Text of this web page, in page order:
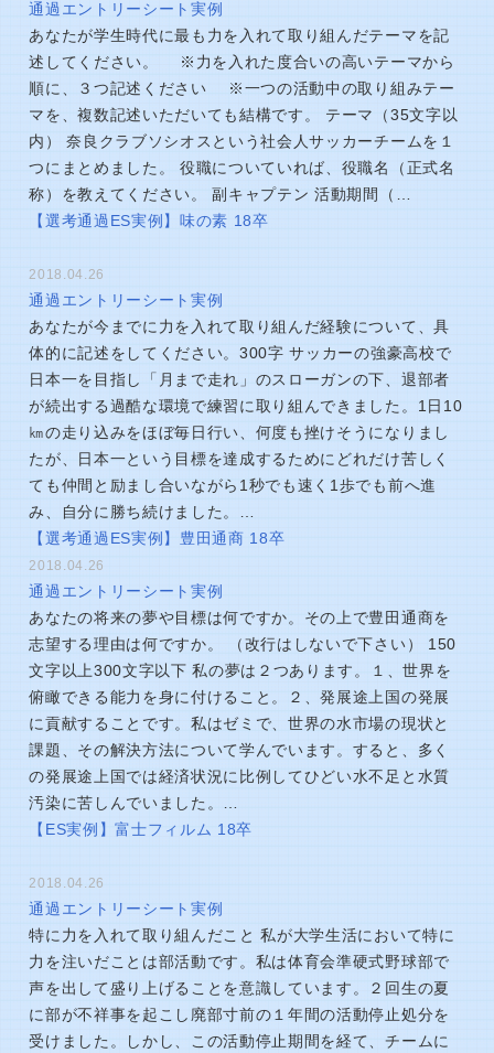
通過エントリーシート実例
あなたが学生時代に最も力を入れて取り組んだテーマを記
述してください。 ※力を入れた度合いの高いテーマから
順に、３つ記述ください ※一つの活動中の取り組みテー
マを、複数記述いただいても結構です。 テーマ（35文字以
内） 奈良クラブソシオスという社会人サッカーチームを１
つにまとめました。 役職についていれば、役職名（正式名
称）を教えてください。 副キャプテン 活動期間（…
【選考通過ES実例】味の素 18卒
2018.04.26
通過エントリーシート実例
あなたが今までに力を入れて取り組んだ経験について、具
体的に記述をしてください。300字 サッカーの強豪高校で
日本一を目指し「月まで走れ」のスローガンの下、退部者
が続出する過酷な環境で練習に取り組んできました。1日10
㎞の走り込みをほぼ毎日行い、何度も挫けそうになりまし
たが、日本一という目標を達成するためにどれだけ苦しく
ても仲間と励まし合いながら1秒でも速く1歩でも前へ進
み、自分に勝ち続けました。…
【選考通過ES実例】豊田通商 18卒
2018.04.26
通過エントリーシート実例
あなたの将来の夢や目標は何ですか。その上で豊田通商を
志望する理由は何ですか。 （改行はしないで下さい） 150
文字以上300文字以下 私の夢は２つあります。１、世界を
俯瞰できる能力を身に付けること。２、発展途上国の発展
に貢献することです。私はゼミで、世界の水市場の現状と
課題、その解決方法について学んでいます。すると、多く
の発展途上国では経済状況に比例してひどい水不足と水質
汚染に苦しんでいました。…
【ES実例】富士フィルム 18卒
2018.04.26
通過エントリーシート実例
特に力を入れて取り組んだこと 私が大学生活において特に
力を注いだことは部活動です。私は体育会準硬式野球部で
声を出して盛り上げることを意識しています。２回生の夏
に部が不祥事を起こし廃部寸前の１年間の活動停止処分を
受けました。しかし、この活動停止期間を経て、チームに